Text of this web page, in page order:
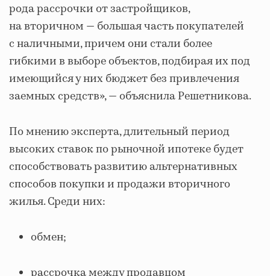
рода рассрочки от застройщиков,
на вторичном ― большая часть покупателей
с наличными, причем они стали более
гибкими в выборе объектов, подбирая их под
имеющийся у них бюджет без привлечения
заемных средств», ― объяснила Решетникова.
По мнению эксперта, длительный период
высоких ставок по рыночной ипотеке будет
способствовать развитию альтернативных
способов покупки и продажи вторичного
жилья. Среди них:
обмен;